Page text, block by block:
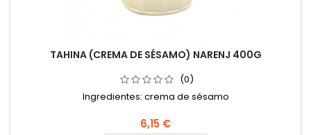
TAHINA (CREMA DE SÉSAMO) NARENJ 400G
(0)
Ingredientes: crema de sésamo
6,15 €